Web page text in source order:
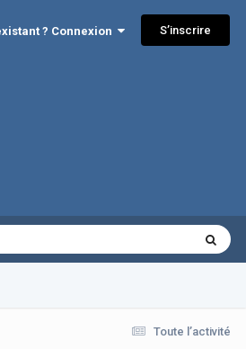
? Connexion S’inscrire
Toute l’activité